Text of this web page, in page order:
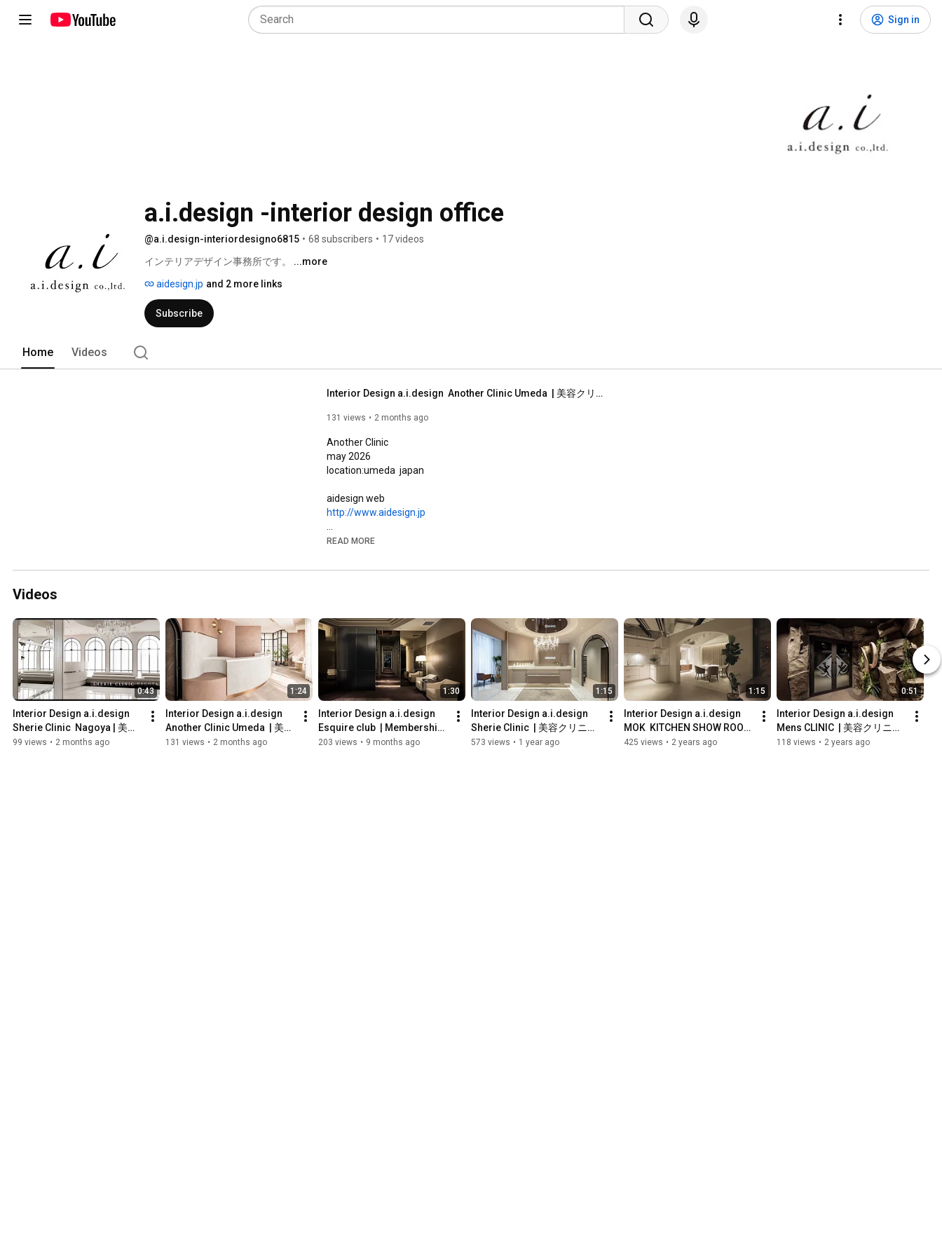
Sign in
a.i.design -interior design office
@a.i.design-interiordesigno6815 • 68 subscribers • 17 videos
インテリアデザイン事務所です。 ...more
aidesign.jp and 2 more links
Subscribe
Home Videos
Interior Design a.i.design  Another Clinic Umeda  | 美容クリニック | インテリアデザイン
131 views 2 months ago
Another Clinic
may 2026
location:umeda  japan
http://www.aidesign.jp
Instagram
Interior design by aidesign
film by  THROB
#roomtour #ルームツアー
READ MORE
Videos
0:43
Interior Design a.i.design
Sherie Clinic  Nagoya | 美容
クリニック | インテリアデザ
99 views • 2 months ago
1:24
Interior Design a.i.design
Another Clinic Umeda  | 美容
クリニック | インテリアデザ
131 views • 2 months ago
1:30
Interior Design a.i.design
Esquire club  | Membership-
only teppanyaki restaurant |
203 views • 9 months ago
1:15
Interior Design a.i.design
Sherie Clinic  | 美容クリニッ
ク | インテリアデザイン
573 views • 1 year ago
1:15
Interior Design a.i.design
MOK  KITCHEN SHOW ROOM
| インテリアデザイン
425 views • 2 years ago
0:51
Interior Design a.i.design
Mens CLINIC  | 美容クリニッ
ク | インテリアデザイン
118 views • 2 years ago